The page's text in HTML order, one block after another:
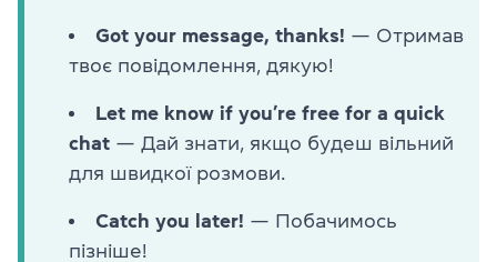
Got your message, thanks! — Отримав
твоє повідомлення, дякую!
Let me know if you’re free for a quick
chat — Дай знати, якщо будеш вільний
для швидкої розмови.
Catch you later! — Побачимось
пізніше!